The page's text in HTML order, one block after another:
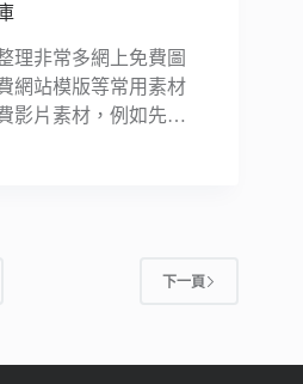
理非常多網上免費圖
網站模版等常用素材
影片素材，例如先…
下一頁